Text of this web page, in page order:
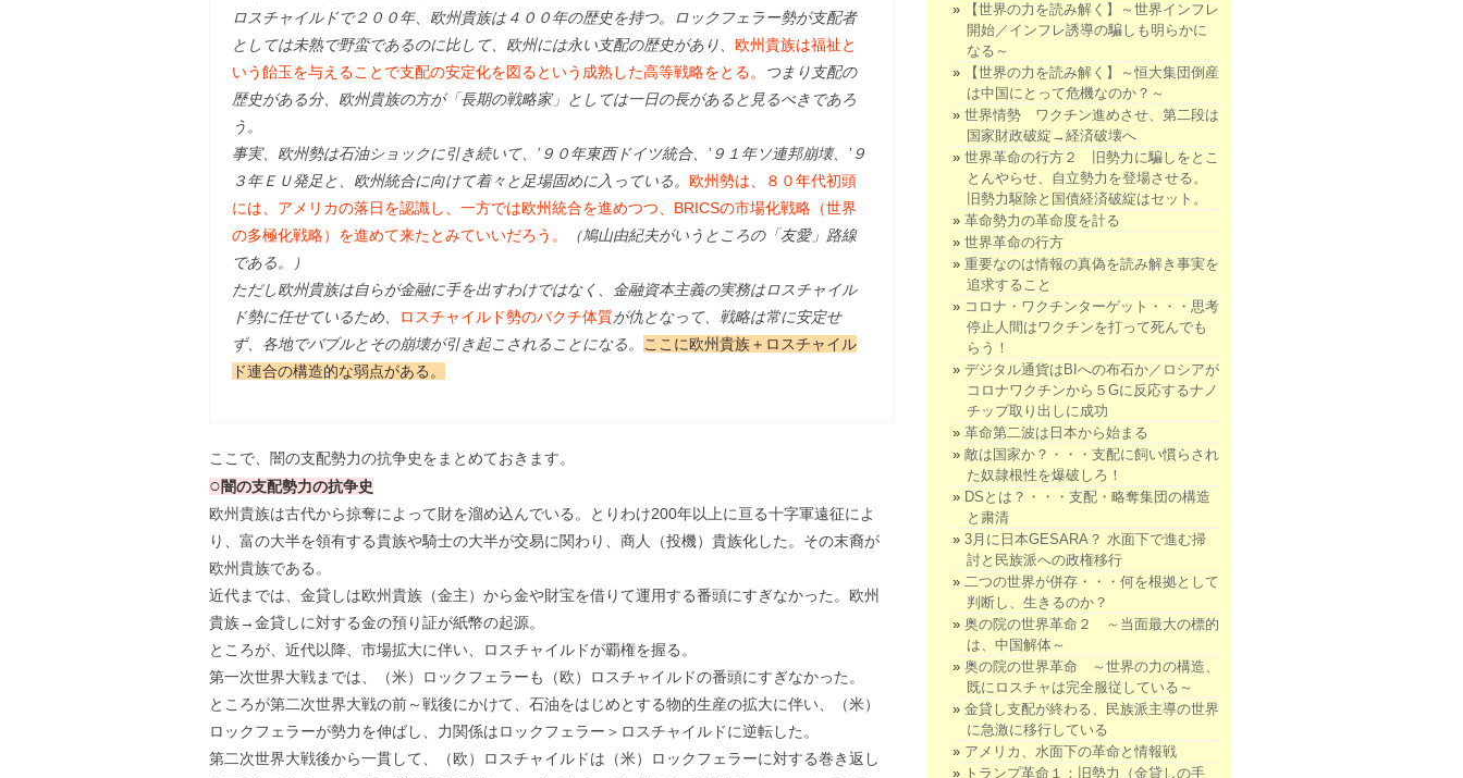
ロスチャイルドで２００年、欧州貴族は４００年の歴史を持つ。ロックフェラー勢が支配者
としては未熟で野蛮であるのに比して、欧州には永い支配の歴史があり、 欧州貴族は福祉と
いう飴玉を与えることで支配の安定化を図るという成熟した高等戦略をとる。
つまり支配の
歴史がある分、欧州貴族の方が「長期の戦略家」としては一日の長があると見るべきであろ
う。
事実、欧州勢は石油ショックに引き続いて、’９０年東西ドイツ統合、’９１年ソ連邦崩壊、’９
３年ＥＵ発足と、欧州統合に向けて着々と足場固めに入っている。 欧州勢は、８０年代初頭
には、アメリカの落日を認識し、一方では欧州統合を進めつつ、BRICSの市場化戦略（世界
の多極化戦略）を進めて来たとみていいだろう。
（鳩山由紀夫がいうところの「友愛」路線
である。）
ただし欧州貴族は自らが金融に手を出すわけではなく、金融資本主義の実務はロスチャイル
ド勢に任せているため、
ロスチャイルド勢のバクチ体質が仇となって、戦略は常に安定せ
ず、各地でバブルとその崩壊が引き起こされることになる。
ここに欧州貴族＋ロスチャイル
ド連合の構造的な弱点がある。
ここで、闇の支配勢力の抗争史をまとめておきます。
○闇の支配勢力の抗争史
欧州貴族は古代から掠奪によって財を溜め込んでいる。とりわけ200年以上に亘る十字軍遠征によ
り、富の大半を領有する貴族や騎士の大半が交易に関わり、商人（投機）貴族化した。その末裔が
欧州貴族である。
近代までは、金貸しは欧州貴族（金主）から金や財宝を借りて運用する番頭にすぎなかった。欧州
貴族→金貸しに対する金の預り証が紙幣の起源。
ところが、近代以降、市場拡大に伴い、ロスチャイルドが覇権を握る。
第一次世界大戦までは、（米）ロックフェラーも（欧）ロスチャイルドの番頭にすぎなかった。
ところが第二次世界大戦の前～戦後にかけて、石油をはじめとする物的生産の拡大に伴い、（米）
ロックフェラーが勢力を伸ばし、力関係はロックフェラー＞ロスチャイルドに逆転した。
第二次世界大戦後から一貫して、（欧）ロスチャイルドは（米）ロックフェラーに対する巻き返し
【世界の力を読み解く】～世界インフレ
開始／インフレ誘導の騙しも明らかに
なる～
【世界の力を読み解く】～恒大集団倒産
は中国にとって危機なのか？～
世界情勢 ワクチン進めさせ、第二段は
国家財政破綻→経済破壊へ
世界革命の行方２ 旧勢力に騙しをとこ
とんやらせ、自立勢力を登場させる。
旧勢力駆除と国債経済破綻はセット。
革命勢力の革命度を計る
世界革命の行方
重要なのは情報の真偽を読み解き事実を
追求すること
コロナ・ワクチンターゲット・・・思考
停止人間はワクチンを打って死んでも
らう！
デジタル通貨はBIへの布石か／ロシアが
コロナワクチンから５Gに反応するナノ
チップ取り出しに成功
革命第二波は日本から始まる
敵は国家か？・・・支配に飼い慣らされ
た奴隷根性を爆破しろ！
DSとは？・・・支配・略奪集団の構造
と粛清
3月に日本GESARA？ 水面下で進む掃
討と民族派への政権移行
二つの世界が併存・・・何を根拠として
判断し、生きるのか？
奥の院の世界革命２ ～当面最大の標的
は、中国解体～
奥の院の世界革命 ～世界の力の構造、
既にロスチャは完全服従している～
金貸し支配が終わる、民族派主導の世界
に急激に移行している
アメリカ、水面下の革命と情報戦
トランプ革命１：旧勢力（金貸しの手